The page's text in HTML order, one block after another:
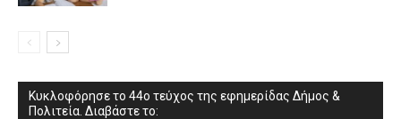
Κυκλοφόρησε το 44ο τεύχος της εφημερίδας Δήμος &
Πολιτεία. Διαβάστε το: